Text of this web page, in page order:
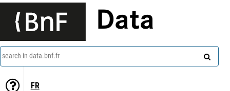
Data
search in data.bnf.fr
FR